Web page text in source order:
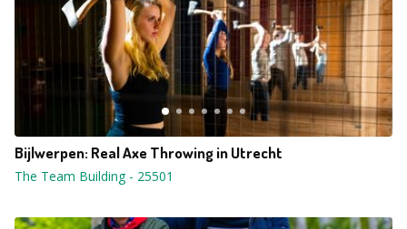
Bijlwerpen: Real Axe Throwing in Utrecht
The Team Building- 25501